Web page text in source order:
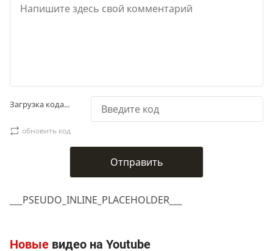
___PSEUDO_INLINE_PLACEHOLDER___
Загрузка кода...
обновить код
Новые видео на Youtube